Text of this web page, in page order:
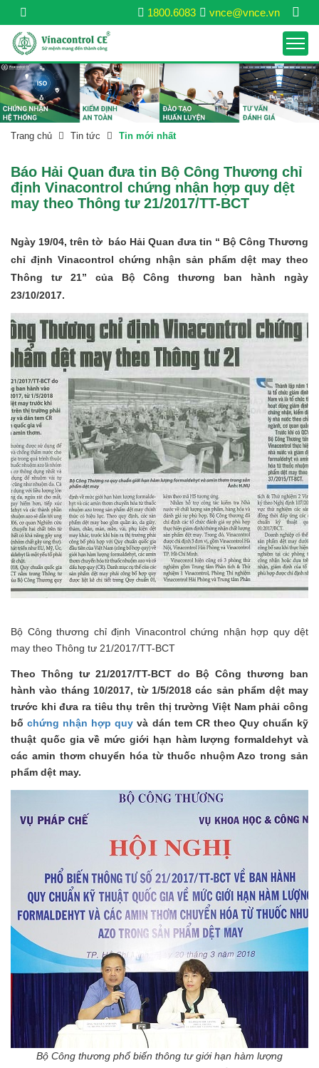
vnce@vnce.vn
1800.6083
Trang chủ Tin tức Tin mới nhất
Báo Hải Quan đưa tin Bộ Công Thương chỉ
định Vinacontrol chứng nhận hợp quy dệt
may theo Thông tư 21/2017/TT-BCT
Ngày 19/04, trên tờ báo Hải Quan đưa tin “ Bộ Công Thương
chỉ định Vinacontrol chứng nhận sản phẩm dệt may theo
Thông tư 21” của Bộ Công thương ban hành ngày
23/10/2017.
Bộ Công thương chỉ định Vinacontrol chứng nhận hợp quy dệt
may theo Thông tư 21/2017/TT-BCT
Theo Thông tư 21/2017/TT-BCT do Bộ Công thương ban
hành vào tháng 10/2017, từ 1/5/2018 các sản phẩm dệt may
trước khi đưa ra tiêu thụ trên thị trường Việt Nam phải công
bốchứng nhận hợp quy và dán tem CR theo Quy chuẩn kỹ
thuật quốc gia về mức giới hạn hàm lượng formaldehyt và
các amin thơm chuyển hóa từ thuốc nhuộm Azo trong sản
phẩm dệt may.
Bộ Công thương phổ biến thông tư giới hạn hàm lượng